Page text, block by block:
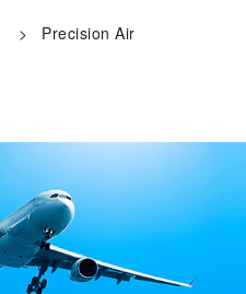
> Precision Air